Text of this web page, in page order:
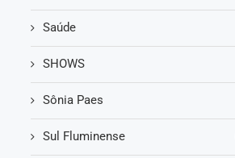
Saúde
SHOWS
Sônia Paes
Sul Fluminense